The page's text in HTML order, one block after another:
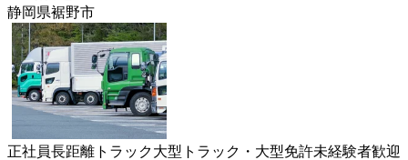
静岡県裾野市
正社員長距離 トラック大型トラック・大型免許未経験者歓迎